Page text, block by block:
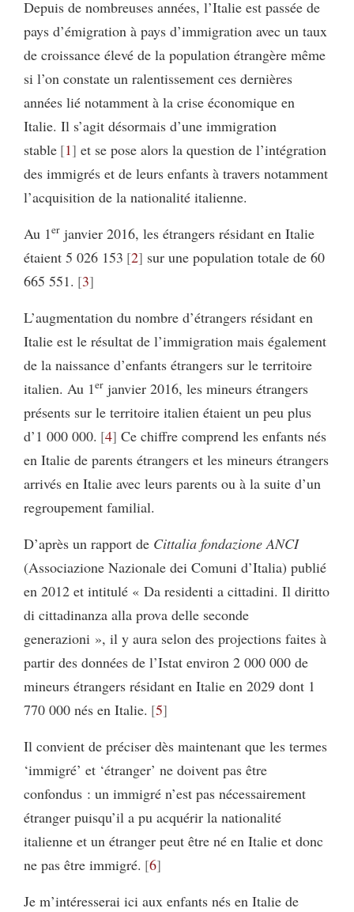
Depuis de nombreuses années, l’Italie est passée de
pays d’émigration à pays d’immigration avec un taux
de croissance élevé de la population étrangère même
si l’on constate un ralentissement ces dernières
années lié notamment à la crise économique en
Italie. Il s’agit désormais d’une immigration
stable 1 et se pose alors la question de l’intégration
des immigrés et de leurs enfants à travers notamment
l’acquisition de la nationalité italienne.
Au 1er janvier 2016, les étrangers résidant en Italie
étaient 5 026 153 2 sur une population totale de 60
665 551. 3
L’augmentation du nombre d’étrangers résidant en
Italie est le résultat de l’immigration mais également
de la naissance d’enfants étrangers sur le territoire
italien. Au 1er janvier 2016, les mineurs étrangers
présents sur le territoire italien étaient un peu plus
d’1 000 000. 4 Ce chiffre comprend les enfants nés
en Italie de parents étrangers et les mineurs étrangers
arrivés en Italie avec leurs parents ou à la suite d’un
regroupement familial.
D’après un rapport de Cittalia fondazione ANCI
(Associazione Nazionale dei Comuni d’Italia) publié
en 2012 et intitulé « Da residenti a cittadini. Il diritto
di cittadinanza alla prova delle seconde
generazioni », il y aura selon des projections faites à
partir des données de l’Istat environ 2 000 000 de
mineurs étrangers résidant en Italie en 2029 dont 1
770 000 nés en Italie. 5
Il convient de préciser dès maintenant que les termes
‘immigré’ et ‘étranger’ ne doivent pas être
confondus : un immigré n’est pas nécessairement
étranger puisqu’il a pu acquérir la nationalité
italienne et un étranger peut être né en Italie et donc
ne pas être immigré. 6
Je m’intéresserai ici aux enfants nés en Italie de